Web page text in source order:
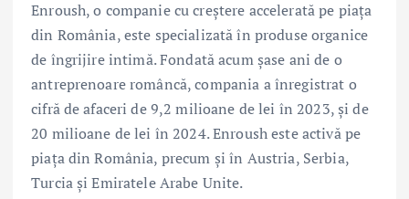
Enroush, o companie cu creștere accelerată pe piața
din România, este specializată în produse organice
de îngrijire intimă. Fondată acum șase ani de o
antreprenoare româncă, compania a înregistrat o
cifră de afaceri de 9,2 milioane de lei în 2023, și de
20 milioane de lei în 2024. Enroush este activă pe
piața din România, precum și în Austria, Serbia,
Turcia și Emiratele Arabe Unite.